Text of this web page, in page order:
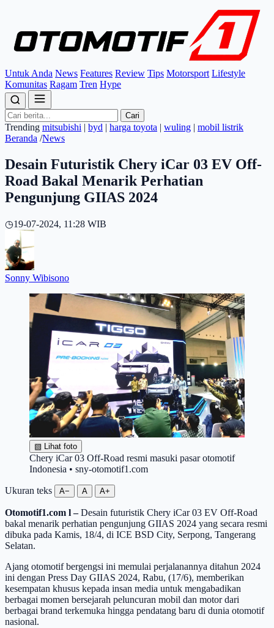
Untuk Anda News Features Review Tips Motorsport Lifestyle
Komunitas Ragam Tren Hype
Cari
Trending mitsubishi | byd | harga toyota | wuling | mobil listrik
Beranda /News
Desain Futuristik Chery iCar 03 EV Off-
Road Bakal Menarik Perhatian
Pengunjung GIIAS 2024
◷19-07-2024, 11:28 WIB
Sonny Wibisono
▧ Lihat foto
Chery iCar 03 Off-Road resmi masuki pasar otomotif
Indonesia • sny-otomotif1.com
Ukuran teks A− A A+
Otomotif1.com l –Desain futuristik Chery iCar 03 EV Off-Road
bakal menarik perhatian pengunjung GIIAS 2024 yang secara resmi
dibuka pada Kamis, 18/4, di ICE BSD City, Serpong, Tangerang
Selatan.
Ajang otomotif bergengsi ini memulai perjalanannya ditahun 2024
ini dengan Press Day GIIAS 2024, Rabu, (17/6), memberikan
kesempatan khusus kepada insan media untuk mengabadikan
berbagai momen bersejarah peluncuran mobil dan motor dari
berbagai brand terkemuka hingga pendatang baru di dunia otomotif
nasional.